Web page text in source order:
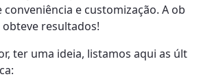
e customização. A ob
resultados!
ter uma ideia, listamos aqui as últ